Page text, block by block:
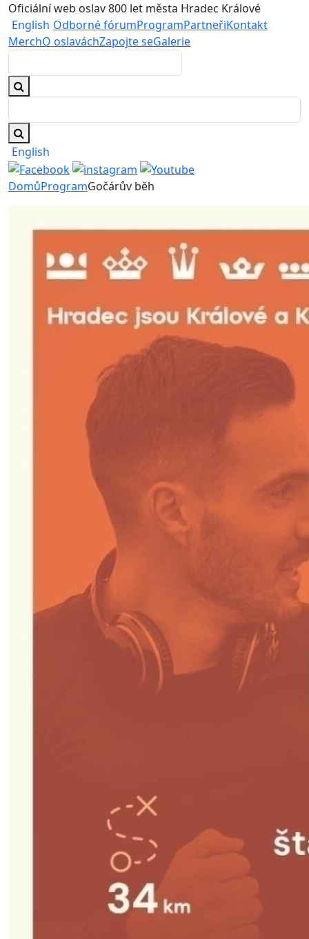
Oficiální web oslav 800 let města Hradec Králové
English Odborné fórumProgramPartneřiKontakt
MerchO oslaváchZapojte seGalerie
English
DomůProgramGočárův běh